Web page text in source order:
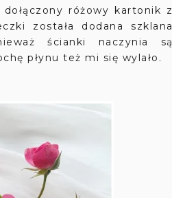
różowy kartonik z
została dodana szklana
ścianki naczynia są
płynu też mi się wylało.